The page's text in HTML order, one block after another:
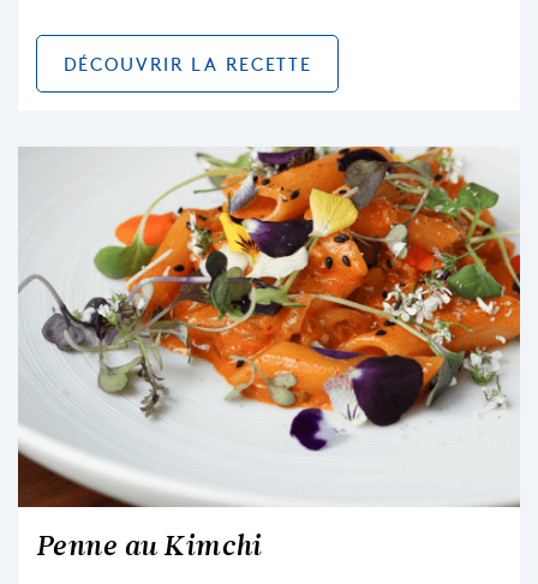
DÉCOUVRIR LA RECETTE
Penne au Kimchi